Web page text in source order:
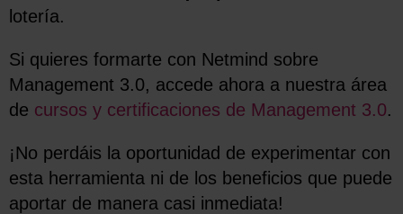
lotería.
Si quieres formarte con Netmind sobre
Management 3.0, accede ahora a nuestra área
de cursos y certificaciones de Management 3.0.
¡No perdáis la oportunidad de experimentar con
esta herramienta ni de los beneficios que puede
aportar de manera casi inmediata!